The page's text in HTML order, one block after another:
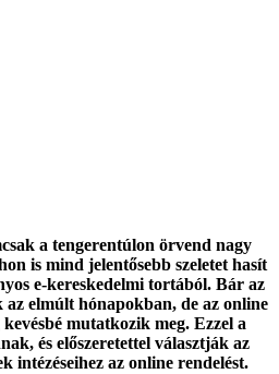
a tengerentúlon örvend nagy
is mind jelentősebb szeletet hasít
e-kereskedelmi tortából. Bár az
elmúlt hónapokban, de az online
mutatkozik meg. Ezzel a
és előszeretettel választják az
intézéseihez az online rendelést.